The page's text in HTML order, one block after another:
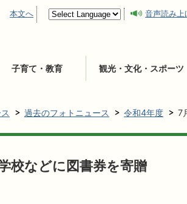
本文へ 音声読み上
子育て・教育 観光・文化・スポーツ
過去のフォトニュース 令和4年度 7
校などに図書券を寄贈